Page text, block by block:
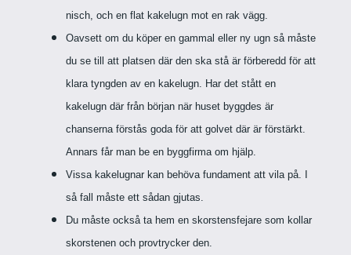
nisch, och en flat kakelugn mot en rak vägg.
Oavsett om du köper en gammal eller ny ugn så måste
du se till att platsen där den ska stå är förberedd för att
klara tyngden av en kakelugn. Har det stått en
kakelugn där från början när huset byggdes är
chanserna förstås goda för att golvet där är förstärkt.
Annars får man be en byggfirma om hjälp.
Vissa kakelugnar kan behöva fundament att vila på. I
så fall måste ett sådan gjutas.
Du måste också ta hem en skorstensfejare som kollar
skorstenen och provtrycker den.